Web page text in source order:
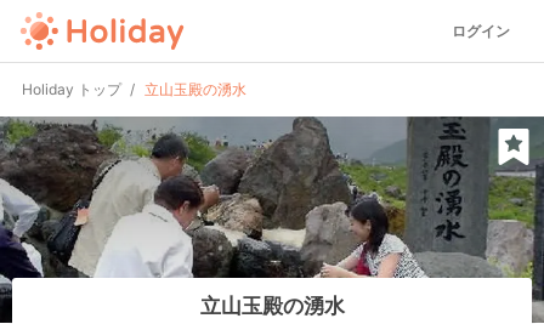
ログイン
Holiday トップ 立山玉殿の湧水
立山玉殿の湧水